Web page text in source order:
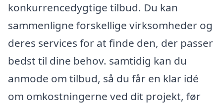
konkurrencedygtige tilbud. Du kan
sammenligne forskellige virksomheder og
deres services for at finde den, der passer
bedst til dine behov. samtidig kan du
anmode om tilbud, så du får en klar idé
om omkostningerne ved dit projekt, før